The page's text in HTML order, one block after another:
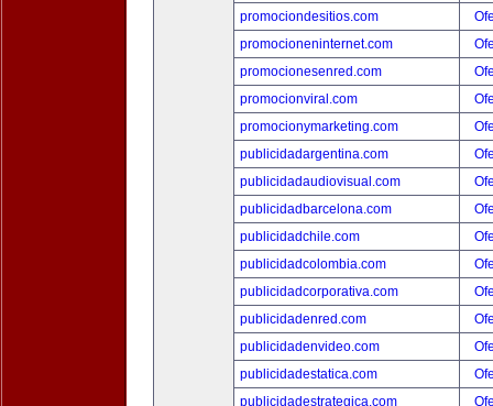
promociondesitios.com
promocioneninternet.com
promocionesenred.com
promocionviral.com
promocionymarketing.com
publicidadargentina.com
publicidadaudiovisual.com
publicidadbarcelona.com
publicidadchile.com
publicidadcolombia.com
publicidadcorporativa.com
publicidadenred.com
publicidadenvideo.com
publicidadestatica.com
publicidadestrategica.com